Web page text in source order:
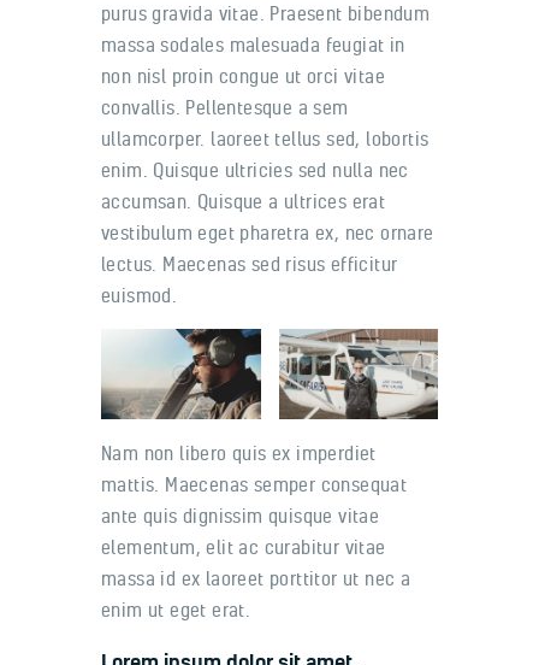
purus gravida vitae. Praesent bibendum
massa sodales malesuada feugiat in
non nisl proin congue ut orci vitae
convallis. Pellentesque a sem
ullamcorper. laoreet tellus sed, lobortis
enim. Quisque ultricies sed nulla nec
accumsan. Quisque a ultrices erat
vestibulum eget pharetra ex, nec ornare
lectus. Maecenas sed risus efficitur
euismod.
Nam non libero quis ex imperdiet
mattis. Maecenas semper consequat
ante quis dignissim quisque vitae
elementum, elit ac curabitur vitae
massa id ex laoreet porttitor ut nec a
enim ut eget erat.